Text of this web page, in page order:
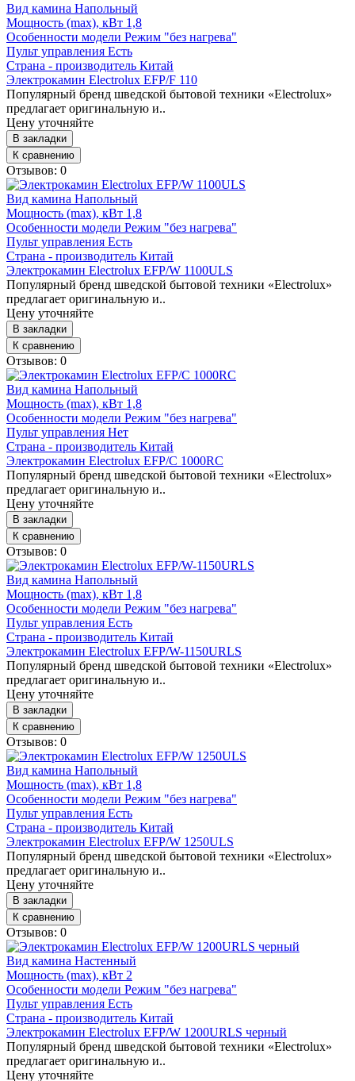
Вид камина Напольный
Мощность (max), кВт 1,8
Особенности модели Режим "без нагрева"
Пульт управления Есть
Страна - производитель Китай
Электрокамин Electrolux EFP/F 110
Популярный бренд шведской бытовой техники «Electrolux»
предлагает оригинальную и..
Цену уточняйте
В закладки
К сравнению
Отзывов: 0
Вид камина Напольный
Мощность (max), кВт 1,8
Особенности модели Режим "без нагрева"
Пульт управления Есть
Страна - производитель Китай
Электрокамин Electrolux EFP/W 1100ULS
Популярный бренд шведской бытовой техники «Electrolux»
предлагает оригинальную и..
Цену уточняйте
В закладки
К сравнению
Отзывов: 0
Вид камина Напольный
Мощность (max), кВт 1,8
Особенности модели Режим "без нагрева"
Пульт управления Нет
Страна - производитель Китай
Электрокамин Electrolux EFP/C 1000RC
Популярный бренд шведской бытовой техники «Electrolux»
предлагает оригинальную и..
Цену уточняйте
В закладки
К сравнению
Отзывов: 0
Вид камина Напольный
Мощность (max), кВт 1,8
Особенности модели Режим "без нагрева"
Пульт управления Есть
Страна - производитель Китай
Электрокамин Electrolux EFP/W-1150URLS
Популярный бренд шведской бытовой техники «Electrolux»
предлагает оригинальную и..
Цену уточняйте
В закладки
К сравнению
Отзывов: 0
Вид камина Напольный
Мощность (max), кВт 1,8
Особенности модели Режим "без нагрева"
Пульт управления Есть
Страна - производитель Китай
Электрокамин Electrolux EFP/W 1250ULS
Популярный бренд шведской бытовой техники «Electrolux»
предлагает оригинальную и..
Цену уточняйте
В закладки
К сравнению
Отзывов: 0
Вид камина Настенный
Мощность (max), кВт 2
Особенности модели Режим "без нагрева"
Пульт управления Есть
Страна - производитель Китай
Электрокамин Electrolux EFP/W 1200URLS черный
Популярный бренд шведской бытовой техники «Electrolux»
предлагает оригинальную и..
Цену уточняйте